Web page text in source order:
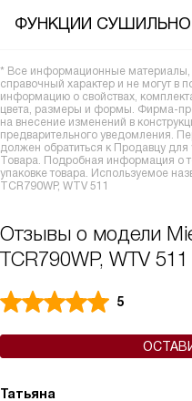
ФУНКЦИИ
* Все информационные материалы,
справочный характер и не могут в
информацию о свойствах,
цвета, размеры и формы. Фирма-
на внесение изменений в
предварительного уведомления.
должен обратиться к Продавцу для
Товара. Подробная информация о
упаковке товара. Используемое
TCR790WP, WTV 511
Отзывы о модели
TCR790WP, WTV 511
5
Татьяна